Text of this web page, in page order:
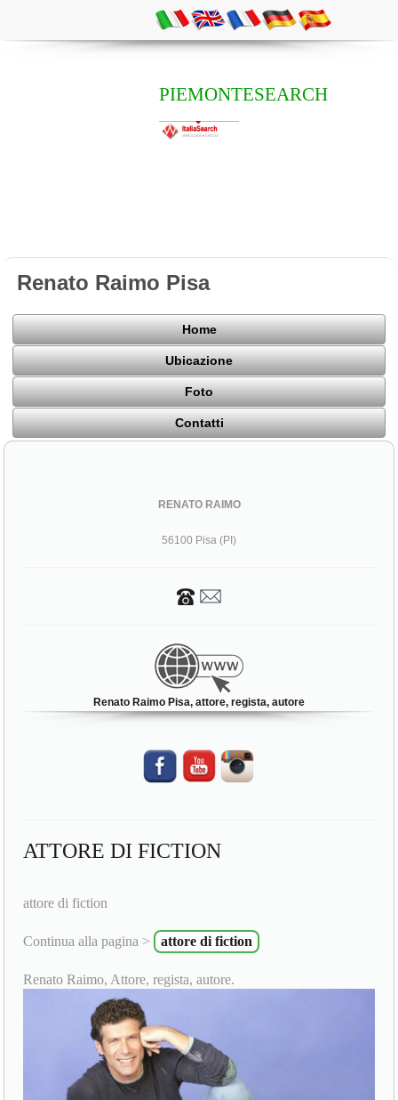
PIEMONTESEARCH
Renato Raimo Pisa
Home
Ubicazione
Foto
Contatti
RENATO RAIMO
56100 Pisa (PI)
Renato Raimo Pisa, attore, regista, autore
ATTORE DI FICTION
attore di fiction
Continua alla pagina > attore di fiction
Renato Raimo, Attore, regista, autore.